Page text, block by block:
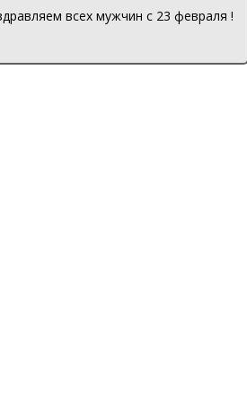
всех мужчин с 23 февраля !